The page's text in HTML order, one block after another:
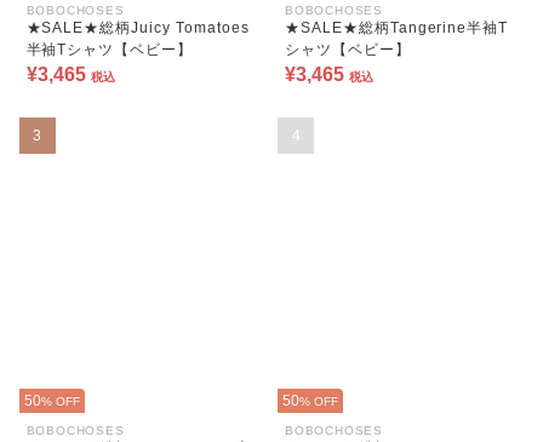
BOBOCHOSES
★SALE★総柄Juicy Tomatoes
半袖Tシャツ【ベビー】
¥3,465 税込
BOBOCHOSES
★SALE★総柄Tangerine半袖T
シャツ【ベビー】
¥3,465 税込
3
50% OFF
BOBOCHOSES
4
50% OFF
BOBOCHOSES